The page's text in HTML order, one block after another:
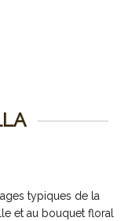
typiques de la
et au bouquet floral